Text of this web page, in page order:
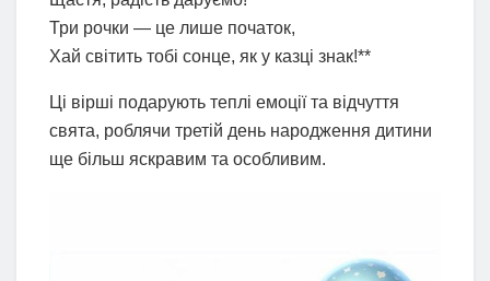
Три рочки — це лише початок,
Хай світить тобі сонце, як у казці знак!**
Ці вірші подарують теплі емоції та відчуття
свята, роблячи третій день народження дитини
ще більш яскравим та особливим.